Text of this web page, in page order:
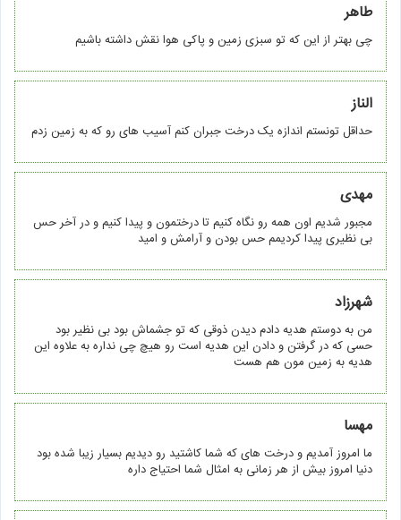
طاهر
چی بهتر از این که تو سبزی زمین و پاکی هوا نقش داشته باشیم
الناز
حداقل تونستم اندازه یک درخت جبران کنم آسیب های رو که به زمین زدم
مهدی
مجبور شدیم اون همه رو نگاه کنیم تا درختمون و پیدا کنیم و در آخر حس
بی نظیری پیدا کردیمم حس بودن و آرامش و امید
شهرزاد
من به دوستم هدیه دادم دیدن ذوقی که تو جشماش بود بی نظیر بود
حسی که در گرفتن و دادن این هدیه است رو هیچ چی نداره به علاوه این
هدیه به زمین مون هم هست
مهسا
ما امروز آمدیم و درخت های که شما کاشتید رو دیدیم بسیار زیبا شده بود
دنیا امروز بیش از هر زمانی به امثال شما احتیاج داره